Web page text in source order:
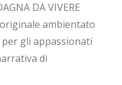
DA VIVERE
originale ambientato
gli appassionati
di